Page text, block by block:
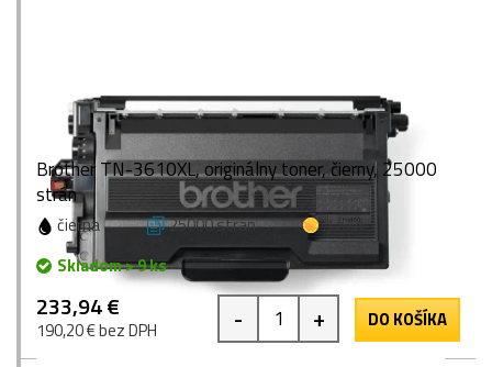
Brother TN-3610XL, originálny toner, čierny, 25000
strán
čierna 25000 strán
1 bod
Skladom > 9 ks
233,94 €
190,20 € bez DPH - + DO KOŠÍKA